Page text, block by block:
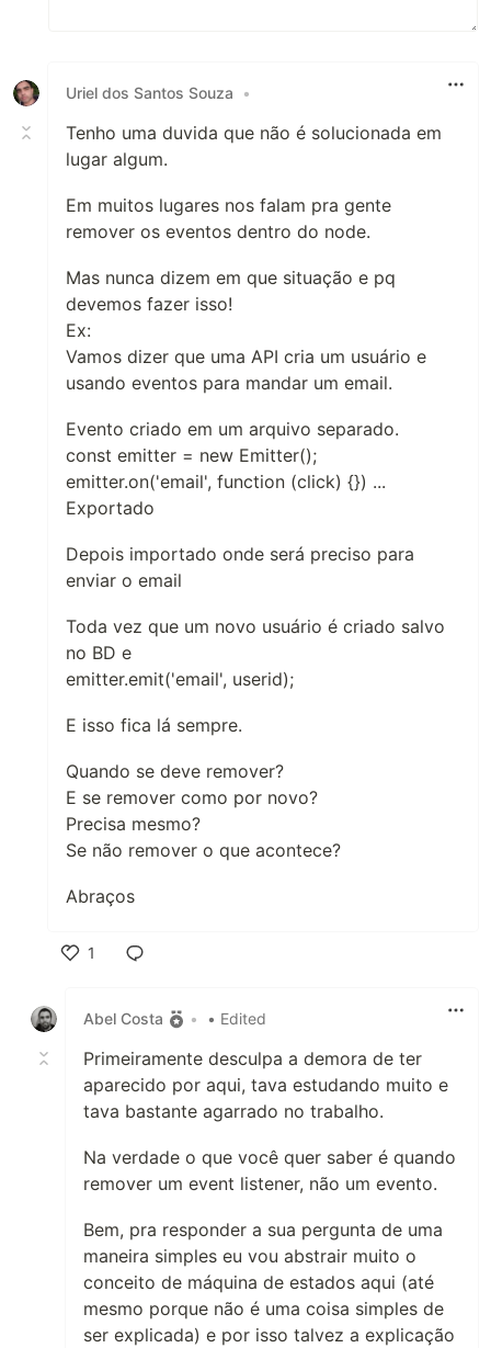
Uriel dos Santos Souza •
Tenho uma duvida que não é solucionada em
lugar algum.
Em muitos lugares nos falam pra gente
remover os eventos dentro do node.
Mas nunca dizem em que situação e pq
devemos fazer isso!
Ex:
Vamos dizer que uma API cria um usuário e
usando eventos para mandar um email.
Evento criado em um arquivo separado.
const emitter = new Emitter();
emitter.on('email', function (click) {}) ...
Exportado
Depois importado onde será preciso para
enviar o email
Toda vez que um novo usuário é criado salvo
no BD e
emitter.emit('email', userid);
E isso fica lá sempre.
Quando se deve remover?
E se remover como por novo?
Precisa mesmo?
Se não remover o que acontece?
Abraços
1
Abel Costa
• • Edited
Primeiramente desculpa a demora de ter
aparecido por aqui, tava estudando muito e
tava bastante agarrado no trabalho.
Na verdade o que você quer saber é quando
remover um event listener, não um evento.
Bem, pra responder a sua pergunta de uma
maneira simples eu vou abstrair muito o
conceito de máquina de estados aqui (até
mesmo porque não é uma coisa simples de
ser explicada) e por isso talvez a explicação